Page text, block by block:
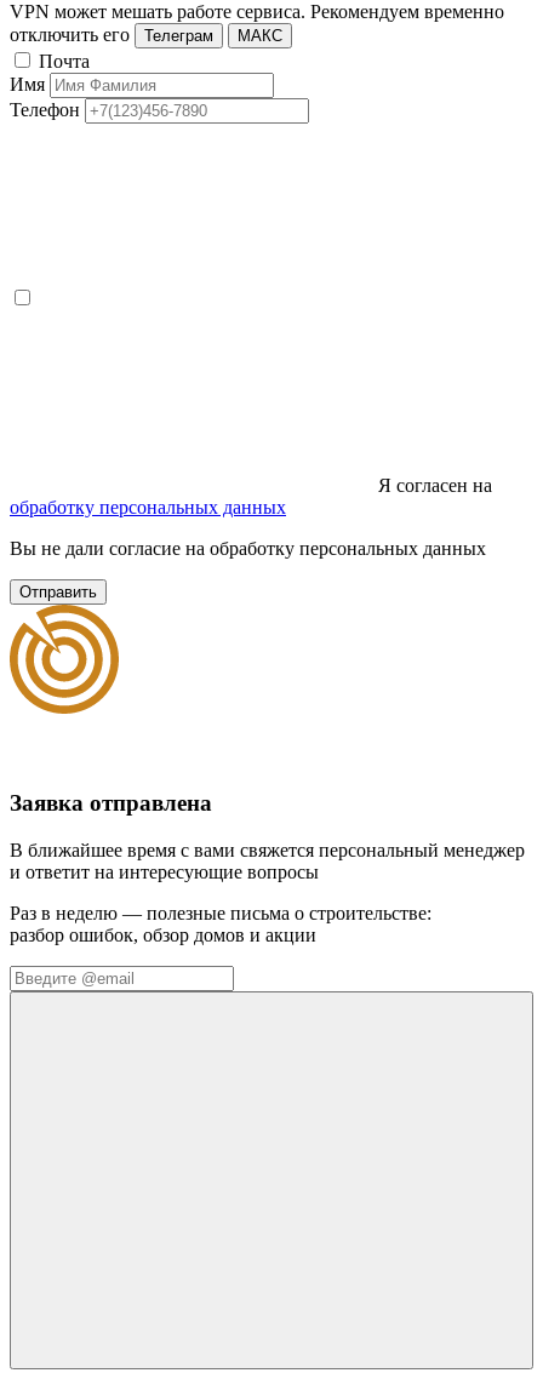
VPN может мешать работе сервиса. Рекомендуем временно
отключить его
Телеграм МАКС
Почта
Имя
Телефон
Я согласен на
обработку персональных данных
Вы не дали согласие на обработку персональных данных
Отправить
Заявка отправлена
В ближайшее время с вами свяжется персональный менеджер
и ответит на интересующие вопросы
Раз в неделю — полезные письма о строительстве:
разбор ошибок, обзор домов и акции